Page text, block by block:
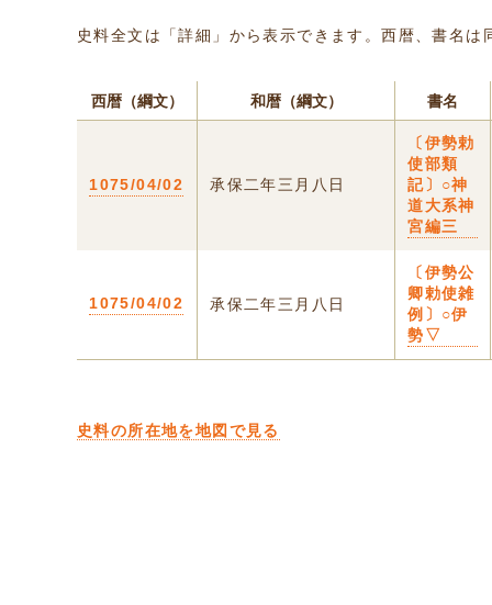
史料全文は「詳細」から表示できます。西暦、書名
西暦（綱文） 和暦（綱文） 書名
1075/04/02 承保二年三月八日
〔伊勢勅
使部類
記〕○神
道大系神
宮編三
1075/04/02 承保二年三月八日
〔伊勢公
卿勅使雑
例〕○伊
勢▽
史料の所在地を地図で見る